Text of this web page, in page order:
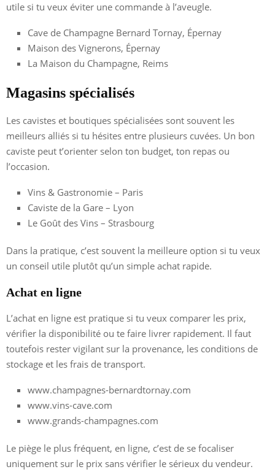
utile si tu veux éviter une commande à l’aveugle.
Cave de Champagne Bernard Tornay, Épernay
Maison des Vignerons, Épernay
La Maison du Champagne, Reims
Magasins spécialisés
Les cavistes et boutiques spécialisées sont souvent les
meilleurs alliés si tu hésites entre plusieurs cuvées. Un bon
caviste peut t’orienter selon ton budget, ton repas ou
l’occasion.
Vins & Gastronomie – Paris
Caviste de la Gare – Lyon
Le Goût des Vins – Strasbourg
Dans la pratique, c’est souvent la meilleure option si tu veux
un conseil utile plutôt qu’un simple achat rapide.
Achat en ligne
L’achat en ligne est pratique si tu veux comparer les prix,
vérifier la disponibilité ou te faire livrer rapidement. Il faut
toutefois rester vigilant sur la provenance, les conditions de
stockage et les frais de transport.
www.champagnes-bernardtornay.com
www.vins-cave.com
www.grands-champagnes.com
Le piège le plus fréquent, en ligne, c’est de se focaliser
uniquement sur le prix sans vérifier le sérieux du vendeur.